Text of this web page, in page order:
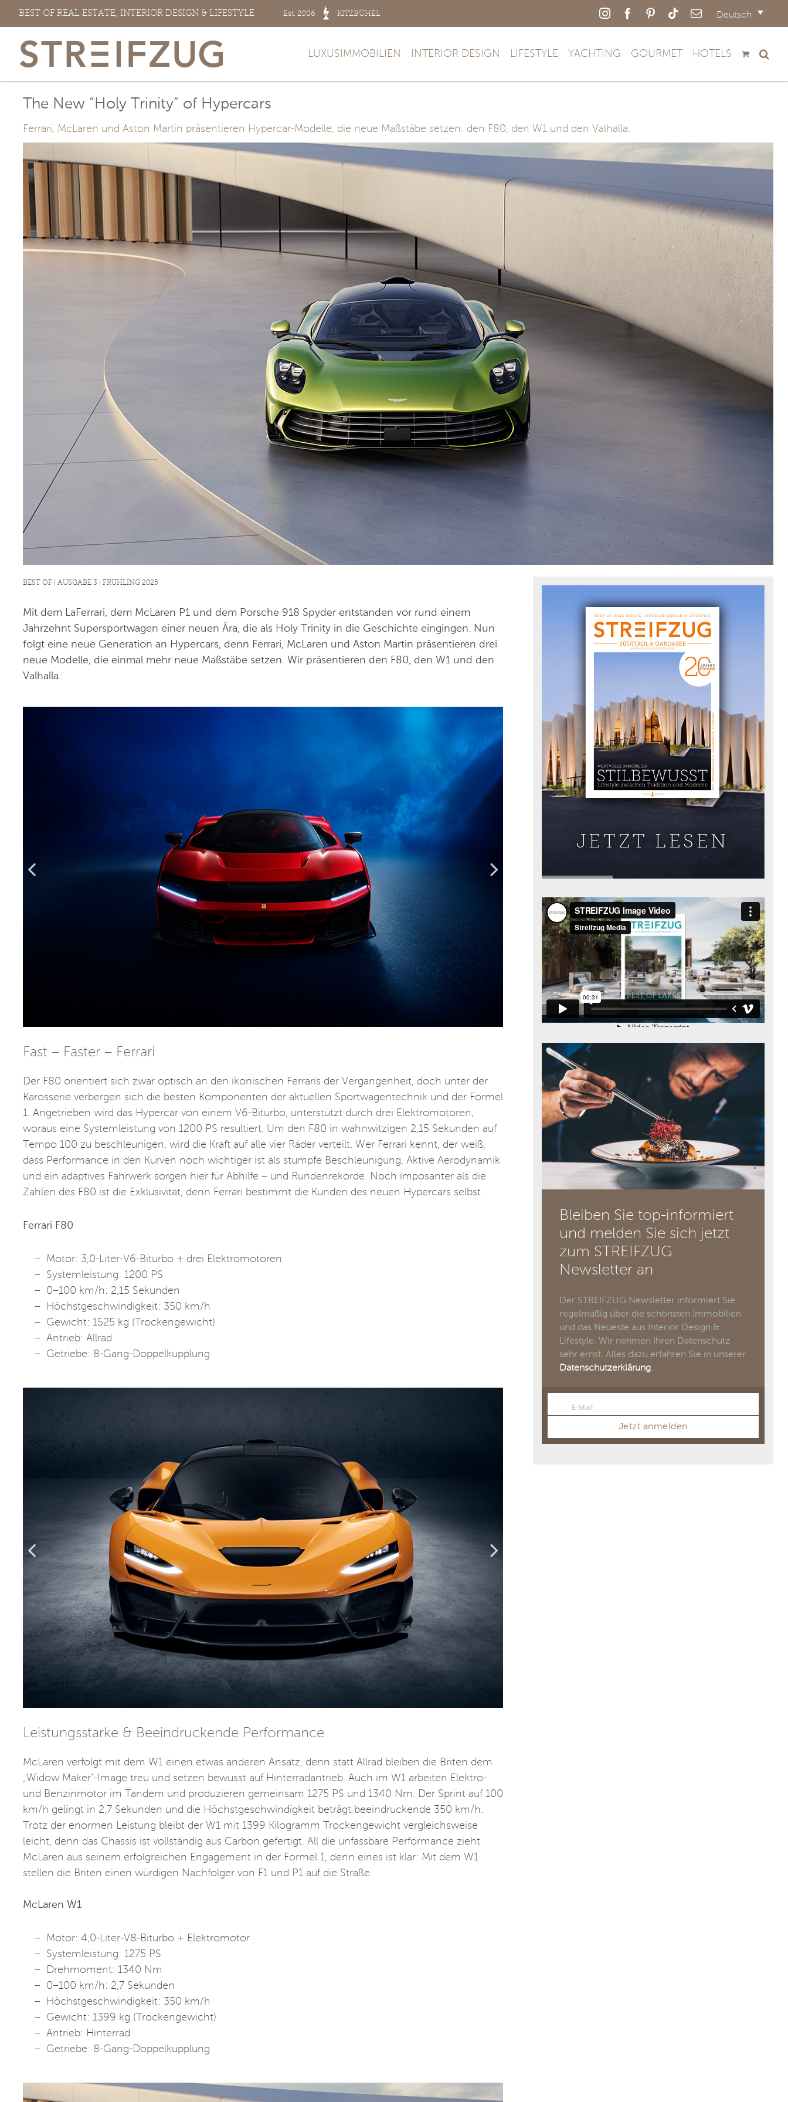
Zum
springen
BEST OF REAL ESTATE, INTERIOR DESIGN & LIFESTYLE Est. 2006 KITZBÜHEL Deutsch
InstagramFacebookPinterestTiktokE-
LUXUSIMMOBILIEN INTERIOR DESIGN LIFESTYLE YACHTING GOURMET HOTELS
The New “Holy Trinity” of Hypercars
Ferrari, McLaren und Aston Martin präsentieren Hypercar-Modelle, die neue Maßstäbe setzen: den F80, den W1 und den Valhalla.
Larger
Image
BEST OF | AUSGABE 3 | FRÜHLING 2025
Mit dem LaFerrari, dem McLaren P1 und dem Porsche 918 Spyder entstanden vor rund einem
Jahrzehnt Supersportwagen einer neuen Ära, die als Holy Trinity in die Geschichte eingingen. Nun
folgt eine neue Generation an Hypercars, denn Ferrari, McLaren und Aston Martin präsentieren drei
neue Modelle, die einmal mehr neue Maßstäbe setzen. Wir präsentieren den F80, den W1 und den
Valhalla.
Fast – Faster – Ferrari
Der F80 orientiert sich zwar optisch an den ikonischen Ferraris der Vergangenheit, doch unter der
Karosserie verbergen sich die besten Komponenten der aktuellen Sportwagentechnik und der Formel
1. Angetrieben wird das Hypercar von einem V6-Biturbo, unterstützt durch drei Elektromotoren,
woraus eine Systemleistung von 1200 PS resultiert. Um den F80 in wahnwitzigen 2,15 Sekunden auf
Tempo 100 zu beschleunigen, wird die Kraft auf alle vier Räder verteilt. Wer Ferrari kennt, der weiß,
dass Performance in den Kurven noch wichtiger ist als stumpfe Beschleunigung. Aktive Aerodynamik
und ein adaptives Fahrwerk sorgen hier für Abhilfe – und Rundenrekorde. Noch imposanter als die
Zahlen des F80 ist die Exklusivität, denn Ferrari bestimmt die Kunden des neuen Hypercars selbst.
Ferrari F80
Motor: 3,0-Liter-V6-Biturbo + drei Elektromotoren
Systemleistung: 1200 PS
0–100 km/h: 2,15 Sekunden
Höchstgeschwindigkeit: 350 km/h
Gewicht: 1525 kg (Trockengewicht)
Antrieb: Allrad
Getriebe: 8-Gang-Doppelkupplung
Leistungsstarke & Beeindruckende Performance
McLaren verfolgt mit dem W1 einen etwas anderen Ansatz, denn statt Allrad bleiben die Briten dem
„Widow Maker“-Image treu und setzen bewusst auf Hinterradantrieb. Auch im W1 arbeiten Elektro-
und Benzinmotor im Tandem und produzieren gemeinsam 1275 PS und 1340 Nm. Der Sprint auf 100
km/h gelingt in 2,7 Sekunden und die Höchstgeschwindigkeit beträgt beeindruckende 350 km/h.
Trotz der enormen Leistung bleibt der W1 mit 1399 Kilogramm Trockengewicht vergleichsweise
leicht, denn das Chassis ist vollständig aus Carbon gefertigt. All die unfassbare Performance zieht
McLaren aus seinem erfolgreichen Engagement in der Formel 1, denn eines ist klar: Mit dem W1
stellen die Briten einen würdigen Nachfolger von F1 und P1 auf die Straße.
McLaren W1
Motor: 4,0-Liter-V8-Biturbo + Elektromotor
Systemleistung: 1275 PS
Drehmoment: 1340 Nm
0–100 km/h: 2,7 Sekunden
Höchstgeschwindigkeit: 350 km/h
Gewicht: 1399 kg (Trockengewicht)
Antrieb: Hinterrad
Getriebe: 8-Gang-Doppelkupplung
JETZT LESEN
Bleiben Sie top-informiert
und melden Sie sich jetzt
zum STREIFZUG
Newsletter an
Der STREIFZUG Newsletter informiert Sie
regelmäßig über die schönsten Immobilien
und das Neueste aus Interior Design &
Lifestyle. Wir nehmen Ihren Datenschutz
sehr ernst. Alles dazu erfahren Sie in unserer
Datenschutzerklärung.
EmailE-Mail
Jetzt anmelden